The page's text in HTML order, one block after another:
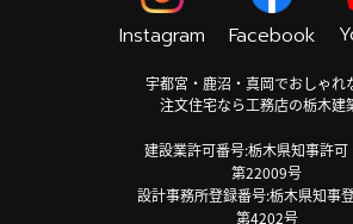
Instagram Facebook
宇都宮・鹿沼・真岡でおしゃれ
注文住宅なら工務店の栃木建
建設業許可番号:栃木県知事許可
第22009号
設計事務所登録番号:栃木県知事
第4202号